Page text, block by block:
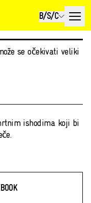
B/S/C
se očekivati veliki
ishodima koji bi